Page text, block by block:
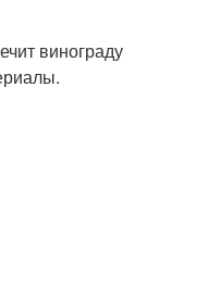
винограду